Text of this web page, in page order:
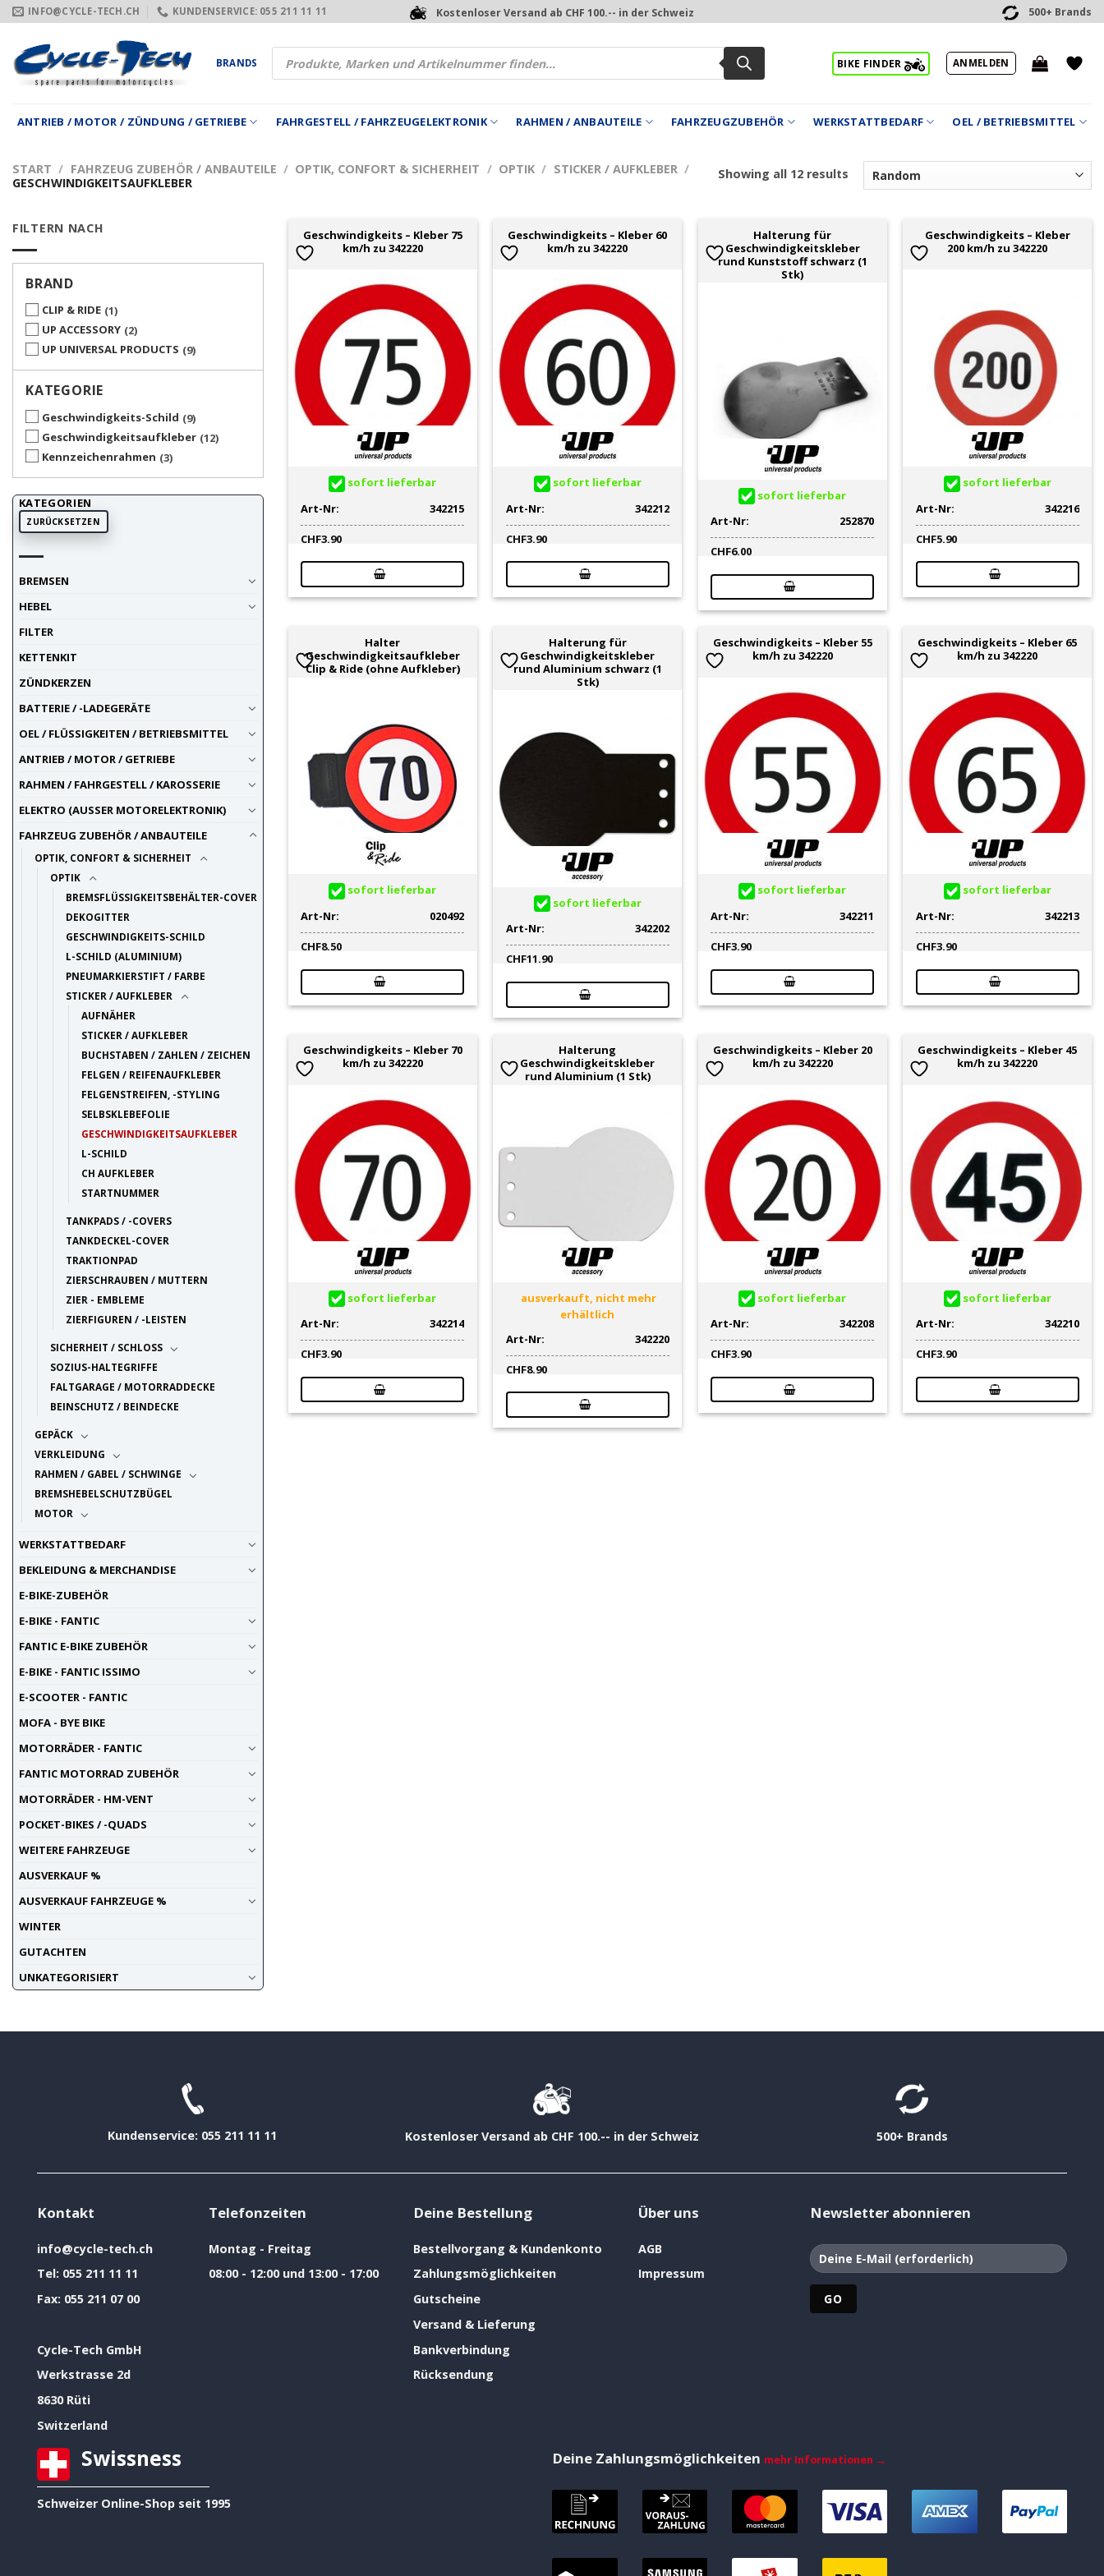
Zum
Inhalt
springen
INFO@CYCLE-TECH.CH KUNDENSERVICE: 055 211 11 11 Kostenloser Versand ab CHF 100.-- in der Schweiz 500+ Brands
BRANDS
Products
search
BIKE FINDER ANMELDEN
ANTRIEB / MOTOR / ZÜNDUNG / GETRIEBE FAHRGESTELL / FAHRZEUGELEKTRONIK RAHMEN / ANBAUTEILE FAHRZEUGZUBEHÖR WERKSTATTBEDARF OEL / BETRIEBSMITTEL
START / FAHRZEUG ZUBEHÖR / ANBAUTEILE / OPTIK, CONFORT & SICHERHEIT / OPTIK / STICKER / AUFKLEBER /
GESCHWINDIGKEITSAUFKLEBER
Showing all 12 results
FILTERN NACH
BRAND
CLIP & RIDE 1
UP ACCESSORY 2
UP UNIVERSAL PRODUCTS
9
KATEGORIE
Geschwindigkeits-Schild
9
Geschwindigkeitsaufkleber 12
Kennzeichenrahmen 3
KATEGORIEN
ZURÜCKSETZEN
BREMSEN
HEBEL
FILTER
KETTENKIT
ZÜNDKERZEN
BATTERIE / -LADEGERÄTE
OEL / FLÜSSIGKEITEN / BETRIEBSMITTEL
ANTRIEB / MOTOR / GETRIEBE
RAHMEN / FAHRGESTELL / KAROSSERIE
ELEKTRO (AUSSER MOTORELEKTRONIK)
FAHRZEUG ZUBEHÖR / ANBAUTEILE
OPTIK, CONFORT & SICHERHEIT
OPTIK
BREMSFLÜSSIGKEITSBEHÄLTER-COVER
DEKOGITTER
GESCHWINDIGKEITS-SCHILD
L-SCHILD (ALUMINIUM)
PNEUMARKIERSTIFT / FARBE
STICKER / AUFKLEBER
AUFNÄHER
STICKER / AUFKLEBER
BUCHSTABEN / ZAHLEN / ZEICHEN
FELGEN / REIFENAUFKLEBER
FELGENSTREIFEN, -STYLING
SELBSKLEBEFOLIE
GESCHWINDIGKEITSAUFKLEBER
L-SCHILD
CH AUFKLEBER
STARTNUMMER
TANKPADS / -COVERS
TANKDECKEL-COVER
TRAKTIONPAD
ZIERSCHRAUBEN / MUTTERN
ZIER - EMBLEME
ZIERFIGUREN / -LEISTEN
SICHERHEIT / SCHLOSS
SOZIUS-HALTEGRIFFE
FALTGARAGE / MOTORRADDECKE
BEINSCHUTZ / BEINDECKE
GEPÄCK
VERKLEIDUNG
RAHMEN / GABEL / SCHWINGE
BREMSHEBELSCHUTZBÜGEL
MOTOR
WERKSTATTBEDARF
BEKLEIDUNG & MERCHANDISE
E-BIKE-ZUBEHÖR
E-BIKE - FANTIC
FANTIC E-BIKE ZUBEHÖR
E-BIKE - FANTIC ISSIMO
E-SCOOTER - FANTIC
MOFA - BYE BIKE
MOTORRÄDER - FANTIC
FANTIC MOTORRAD ZUBEHÖR
MOTORRÄDER - HM-VENT
POCKET-BIKES / -QUADS
WEITERE FAHRZEUGE
AUSVERKAUF %
AUSVERKAUF FAHRZEUGE %
WINTER
GUTACHTEN
UNKATEGORISIERT
Geschwindigkeits – Kleber 75
km/h zu 342220
sofort lieferbar
Art-Nr:
342215
CHF3.90
Geschwindigkeits – Kleber 60
km/h zu 342220
sofort lieferbar
Art-Nr:
342212
CHF3.90
Halterung für
Geschwindigkeitskleber
rund Kunststoff schwarz (1
Stk)
sofort lieferbar
Art-Nr:
252870
CHF6.00
Geschwindigkeits – Kleber
200 km/h zu 342220
sofort lieferbar
Art-Nr:
342216
CHF5.90
Halter
Geschwindigkeitsaufkleber
Clip & Ride (ohne Aufkleber)
sofort lieferbar
Art-Nr:
020492
CHF8.50
Halterung für
Geschwindigkeitskleber
rund Aluminium schwarz (1
Stk)
sofort lieferbar
Art-Nr:
342202
CHF11.90
Geschwindigkeits – Kleber 55
km/h zu 342220
sofort lieferbar
Art-Nr:
342211
CHF3.90
Geschwindigkeits – Kleber 65
km/h zu 342220
sofort lieferbar
Art-Nr:
342213
CHF3.90
Geschwindigkeits – Kleber 70
km/h zu 342220
sofort lieferbar
Art-Nr:
342214
CHF3.90
Halterung
Geschwindigkeitskleber
rund Aluminium (1 Stk)
ausverkauft, nicht mehr
erhältlich
Art-Nr:
342220
CHF8.90
Geschwindigkeits – Kleber 20
km/h zu 342220
sofort lieferbar
Art-Nr:
342208
CHF3.90
Geschwindigkeits – Kleber 45
km/h zu 342220
sofort lieferbar
Art-Nr:
342210
CHF3.90
Kundenservice: 055 211 11 11 Kostenloser Versand ab CHF 100.-- in der Schweiz 500+ Brands
Kontakt
info@cycle-tech.ch
Tel: 055 211 11 11
Fax: 055 211 07 00
Cycle-Tech GmbH
Werkstrasse 2d
8630 Rüti
Switzerland
Telefonzeiten
Montag - Freitag
08:00 - 12:00 und 13:00 - 17:00
Deine Bestellung
Bestellvorgang & Kundenkonto
Zahlungsmöglichkeiten
Gutscheine
Versand & Lieferung
Bankverbindung
Rücksendung
Über uns
AGB
Impressum
Newsletter abonnieren
Swissness
Schweizer Online-Shop seit 1995
Deine Zahlungsmöglichkeiten mehr Informationen →